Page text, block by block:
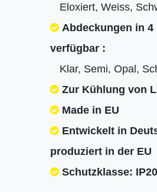
Eloxiert, Weiss,
Abdeckungen in 4
verfügbar :
Klar, Semi, Opal,
Zur Kühlung von
Made in EU
Entwickelt in
produziert in der EU
Schutzklasse: IP20